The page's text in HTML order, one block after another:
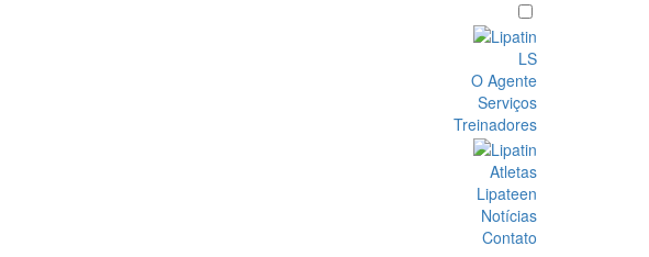
LS
O Agente
Serviços
Treinadores
Atletas
Lipateen
Notícias
Contato